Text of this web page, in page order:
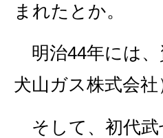
まれたとか。
明治44年には、
犬山ガス株式会社
そして、初代武